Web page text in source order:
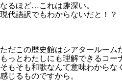
なるほど…これは趣深い。
現代語訳でもわからないだと！？
ただこの歴史館はシアタールーム
もっとわたしにも理解できるコー
そもそも和歌なんて意味わからな
感じるものですから。